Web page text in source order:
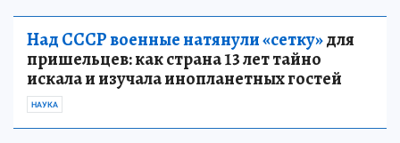
Над СССР военные натянули «сетку»для
пришельцев: как страна 13 лет тайно
искала и изучала инопланетных гостей
НАУКА